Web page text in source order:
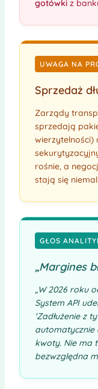
gotówkiz
UWAGA NA
Sprzedaż
Zarządy
sprzedają
wierzytelności)
rośnie, a
stają się
GŁOS
„Margines
„W 2026 roku
System API
'Zadłużenie z
automatycznie
kwoty. Nie ma
bezwzględna